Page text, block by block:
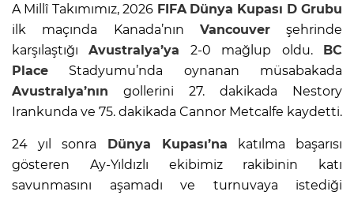
A Millî Takımımız, 2026 FIFA Dünya Kupası D Grubu
ilk maçında Kanada’nın Vancouverşehrinde
karşılaştığıAvustralya’ya 2-0 mağlup oldu. BC
Place Stadyumu’nda oynanan müsabakada
Avustralya’nın gollerini 27. dakikada Nestory
Irankunda ve 75. dakikada Cannor Metcalfe kaydetti.
24 yıl sonra Dünya Kupası’na katılma başarısı
gösteren Ay-Yıldızlı ekibimiz rakibinin katı
savunmasını aşamadı ve turnuvaya istediği